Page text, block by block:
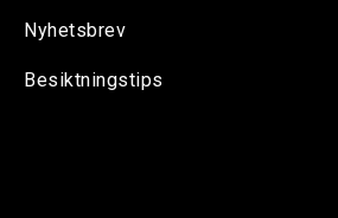
Nyhetsbrev
Besiktningstips